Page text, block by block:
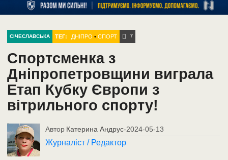
СІЧЕСЛАВСЬКА ТЕГ: ДНІПРО •СПОРТ 7
Спортсменка з
Дніпропетровщини виграла
Етап Кубку Європи з
вітрильного спорту!
Автор Катерина Андрус-2024-05-13
Журналіст / Редактор